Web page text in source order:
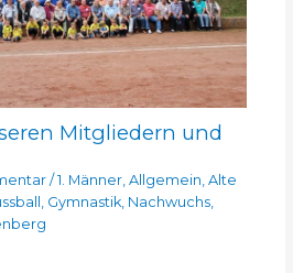
Mitgliedern und
/ 1. Männer, Allgemein, Alte
, Gymnastik, Nachwuchs,